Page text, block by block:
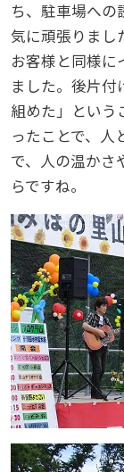
ち、駐車場への
気に頑張りまし
お客様と同様に
ました。後片付
組めた」という
ったことで、人
で、人の温かさ
らですね。